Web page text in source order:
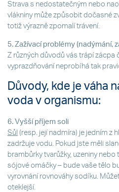
Strava s nedostatečným nebo
vlákniny může způsobit dočasné
totiž výrazně zpomalí trávení.
5. Zažívací problémy (nadýmání,
Z různých důvodů vás trápí zácpa
vyprazdňování neprobíhá tak
Důvody, kde je váha
voda v organismu:
6. Vyšší příjem soli
Sůl (resp. její nadmíra) je jedním z
zadržuje vodu. Pokud jste měli
brambůrky tvarůžky, uzeniny
sójové omáčky – bude vaše tělo
vyrovnání rovnováhy sodíku.
oteklejší.